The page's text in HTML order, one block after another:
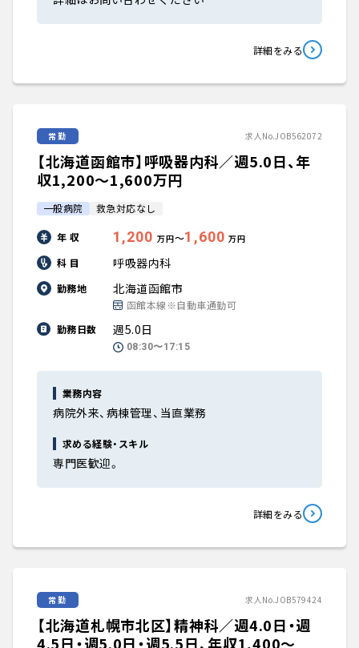
詳細をみる
常勤 求人No.JOB562072
【北海道函館市】呼吸器内科／週5.0日、年
収1,200〜1,600万円
一般病院 救急対応なし
年 収 1,200 万円〜1,600 万円
科 目 呼吸器内科
勤務地 北海道函館市
函館本線※自動車通勤可
勤務日数
週5.0日
08:30〜17:15
業務内容
病院外来、病棟管理、当直業務
求める経験・スキル
専門医歓迎。
詳細をみる
常勤 求人No.JOB579424
【北海道札幌市北区】精神科／週4.0日・週
4.5日・週5.0日・週5.5日、年収1,400〜